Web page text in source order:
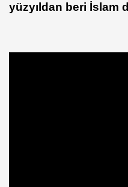
yüzyıldan beri İslam